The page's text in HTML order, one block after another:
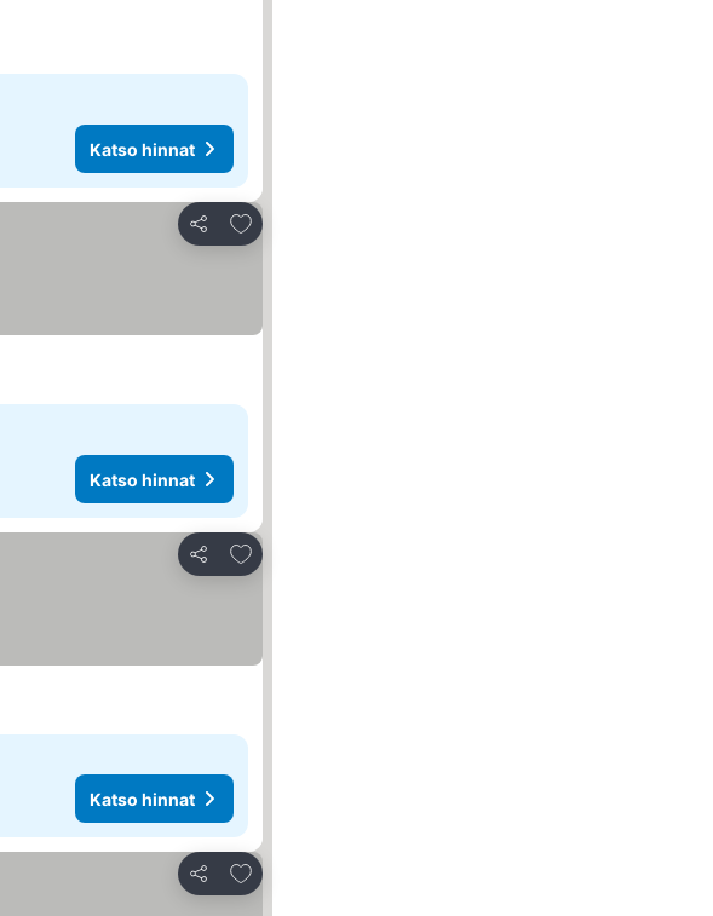
Katso hinnat
Jaa
Lisää suosikkeihin
Katso hinnat
Jaa
Lisää suosikkeihin
Katso hinnat
Jaa
Lisää suosikkeihin